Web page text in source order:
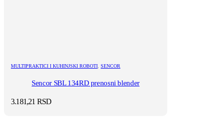
MULTIPRAKTICI I KUHINJSKI ROBOTI, SENCOR
Sencor SBL 134RD prenosni blender
3.181,21 RSD